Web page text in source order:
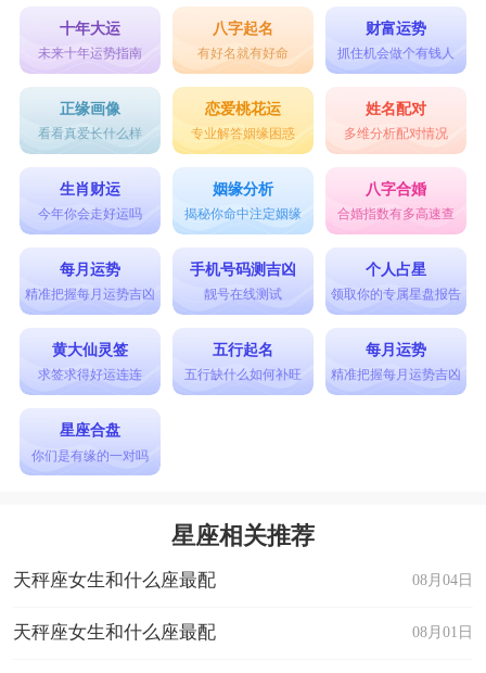
十年大运
未来十年运势指南
八字起名
有好名就有好命
财富运势
抓住机会做个有钱人
正缘画像
看看真爱长什么样
恋爱桃花运
专业解答姻缘困惑
姓名配对
多维分析配对情况
生肖财运
今年你会走好运吗
姻缘分析
揭秘你命中注定姻缘
八字合婚
合婚指数有多高速查
每月运势
精准把握每月运势吉凶
手机号码测吉凶
靓号在线测试
个人占星
领取你的专属星盘报告
黄大仙灵签
求签求得好运连连
五行起名
五行缺什么如何补旺
每月运势
精准把握每月运势吉凶
星座合盘
你们是有缘的一对吗
星座相关推荐
08月04日
天秤座女生和什么座最配
08月01日
天秤座女生和什么座最配